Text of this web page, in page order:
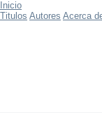
Inicio
Titulos Autores Acerca